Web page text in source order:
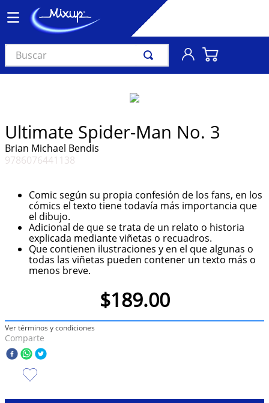
Buscar
Ultimate Spider-Man No. 3
Brian Michael Bendis
9786076441138
Comic según su propia confesión de los fans, en los
cómics el texto tiene todavía más importancia que
el dibujo.
Adicional de que se trata de un relato o historia
explicada mediante viñetas o recuadros.
Que contienen ilustraciones y en el que algunas o
todas las viñetas pueden contener un texto más o
menos breve.
$189.00
Ver términos y condiciones
Comparte
3.
audífonos
4.
madonna
6.
bts
7.
importados
8.
manga
9.
taylor swift